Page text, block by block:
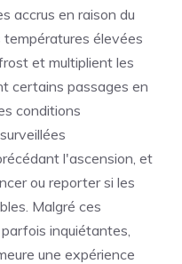
accrus en raison du
élevées
et multiplient les
certains passages en
conditions
l'ascension, et
ou reporter si les
Malgré ces
inquiétantes,
une expérience